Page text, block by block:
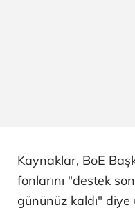
Kaynaklar, BoE
fonlarını "destek
gününüz kaldı"